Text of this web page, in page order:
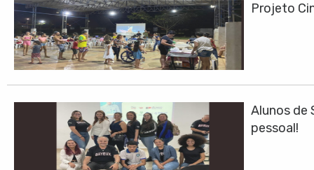
Projeto
Alunos de
pessoal!